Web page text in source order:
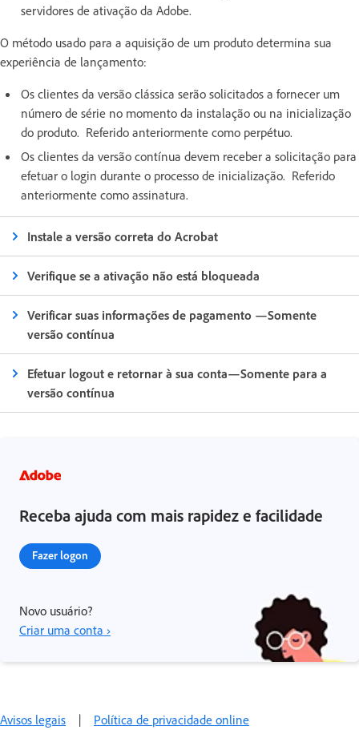
servidores de ativação da Adobe.
O método usado para a aquisição de um produto determina sua
experiência de lançamento:
Os clientes da versão clássica serão solicitados a fornecer um
número de série no momento da instalação ou na inicialização
do produto. Referido anteriormente como perpétuo.
Os clientes da versão contínua devem receber a solicitação para
efetuar o login durante o processo de inicialização. Referido
anteriormente como assinatura.
Instale a versão correta do Acrobat
Verifique se a ativação não está bloqueada
Verificar suas informações de pagamento —Somente
versão contínua
Efetuar logout e retornar à sua conta—Somente para a
versão contínua
Receba ajuda com mais rapidez e facilidade
Fazer logon
Novo usuário?
Criar uma conta ›
Avisos legais | Política de privacidade online